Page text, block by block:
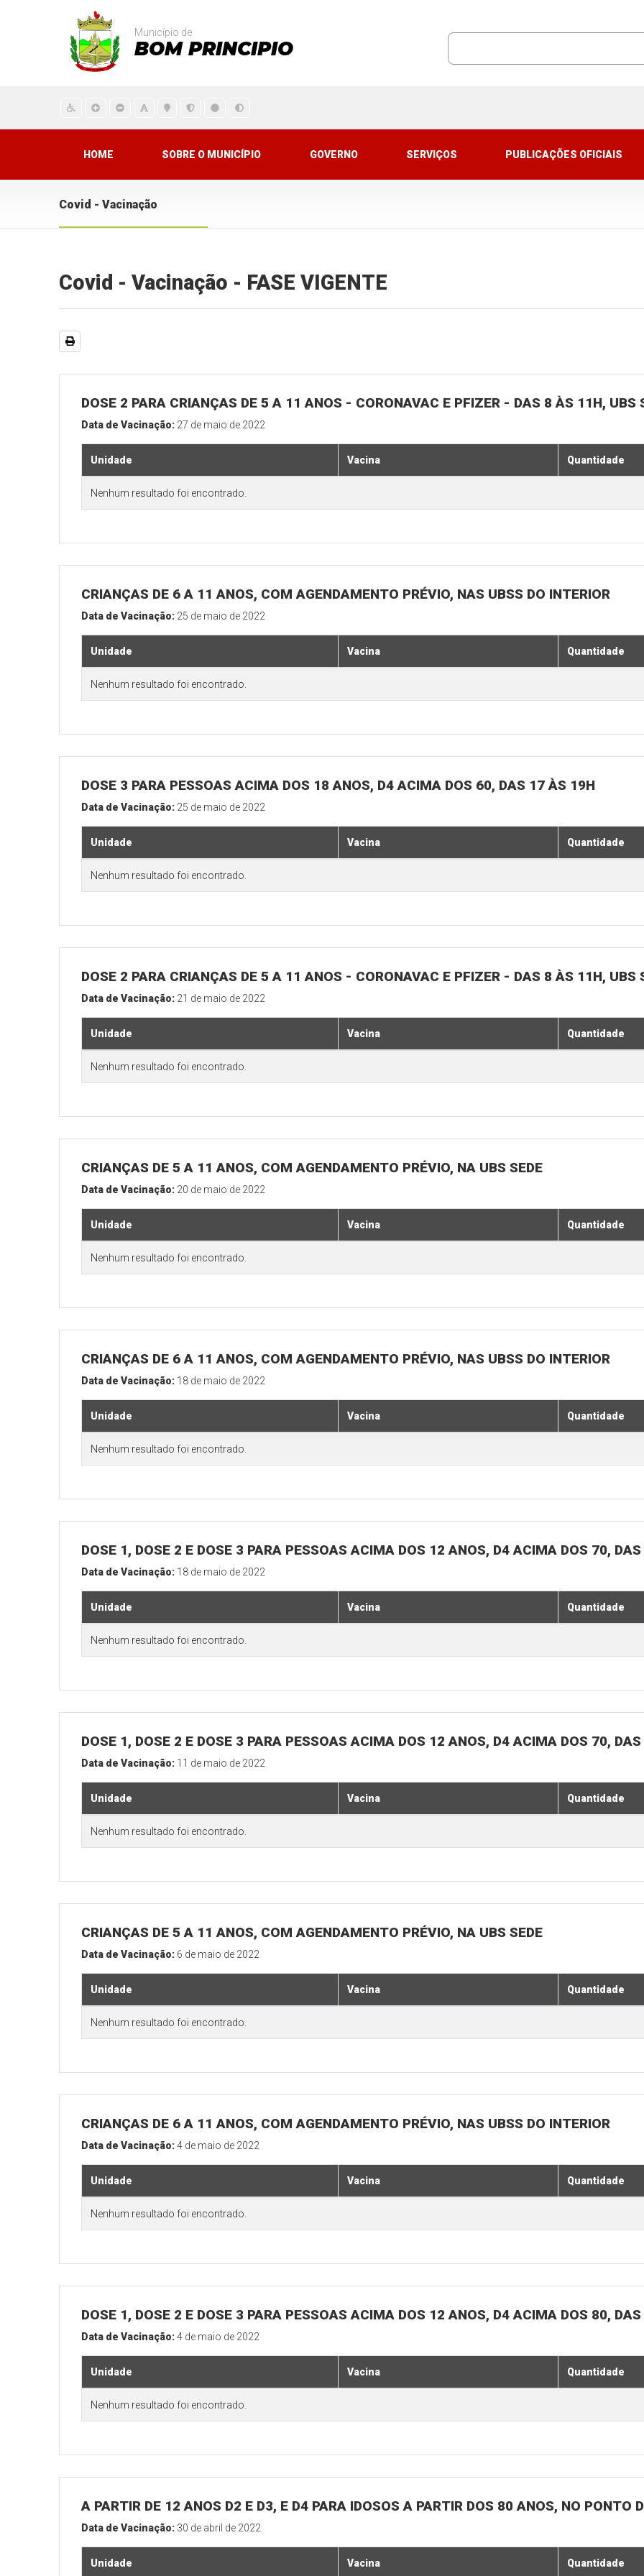
Município de
BOM PRINCIPIO
HOME SOBRE O MUNICÍPIO GOVERNO SERVIÇOS PUBLICAÇÕES OFICIAIS
Covid - Vacinação
Covid - Vacinação - FASE VIGENTE
DOSE 2 PARA CRIANÇAS DE 5 A 11 ANOS - CORONAVAC E PFIZER - DAS 8 ÀS 11H, UBS
Data de Vacinação: 27 de maio de 2022
Unidade Vacina Quantidade
Nenhum resultado foi encontrado.
CRIANÇAS DE 6 A 11 ANOS, COM AGENDAMENTO PRÉVIO, NAS UBSS DO INTERIOR
Data de Vacinação: 25 de maio de 2022
Unidade Vacina Quantidade
Nenhum resultado foi encontrado.
DOSE 3 PARA PESSOAS ACIMA DOS 18 ANOS, D4 ACIMA DOS 60, DAS 17 ÀS 19H
Data de Vacinação: 25 de maio de 2022
Unidade Vacina Quantidade
Nenhum resultado foi encontrado.
DOSE 2 PARA CRIANÇAS DE 5 A 11 ANOS - CORONAVAC E PFIZER - DAS 8 ÀS 11H, UBS
Data de Vacinação: 21 de maio de 2022
Unidade Vacina Quantidade
Nenhum resultado foi encontrado.
CRIANÇAS DE 5 A 11 ANOS, COM AGENDAMENTO PRÉVIO, NA UBS SEDE
Data de Vacinação: 20 de maio de 2022
Unidade Vacina Quantidade
Nenhum resultado foi encontrado.
CRIANÇAS DE 6 A 11 ANOS, COM AGENDAMENTO PRÉVIO, NAS UBSS DO INTERIOR
Data de Vacinação: 18 de maio de 2022
Unidade Vacina Quantidade
Nenhum resultado foi encontrado.
DOSE 1, DOSE 2 E DOSE 3 PARA PESSOAS ACIMA DOS 12 ANOS, D4 ACIMA DOS 70,
Data de Vacinação: 18 de maio de 2022
Unidade Vacina Quantidade
Nenhum resultado foi encontrado.
DOSE 1, DOSE 2 E DOSE 3 PARA PESSOAS ACIMA DOS 12 ANOS, D4 ACIMA DOS 70,
Data de Vacinação: 11 de maio de 2022
Unidade Vacina Quantidade
Nenhum resultado foi encontrado.
CRIANÇAS DE 5 A 11 ANOS, COM AGENDAMENTO PRÉVIO, NA UBS SEDE
Data de Vacinação: 6 de maio de 2022
Unidade Vacina Quantidade
Nenhum resultado foi encontrado.
CRIANÇAS DE 6 A 11 ANOS, COM AGENDAMENTO PRÉVIO, NAS UBSS DO INTERIOR
Data de Vacinação:4 de maio de 2022
Unidade Vacina Quantidade
Nenhum resultado foi encontrado.
DOSE 1, DOSE 2 E DOSE 3 PARA PESSOAS ACIMA DOS 12 ANOS, D4 ACIMA DOS 80,
Data de Vacinação:4 de maio de 2022
Unidade Vacina Quantidade
Nenhum resultado foi encontrado.
A PARTIR DE 12 ANOS D2 E D3, E D4 PARA IDOSOS A PARTIR DOS 80 ANOS, NO PONTO
Data de Vacinação: 30 de abril de 2022
Unidade Vacina Quantidade